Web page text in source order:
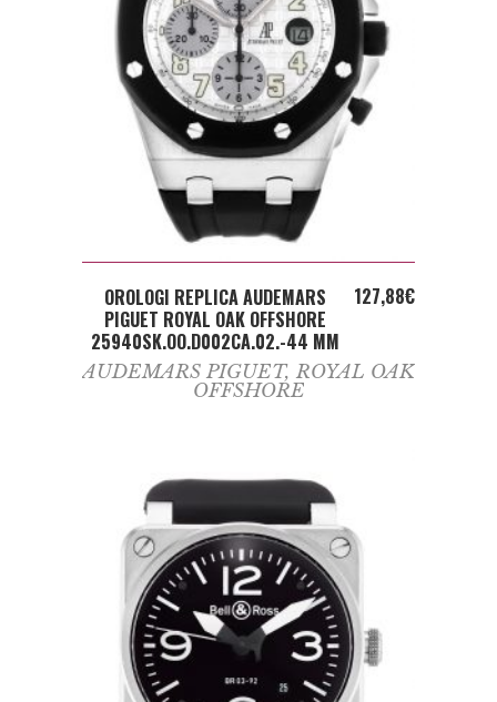
ADD TO CART
OROLOGI REPLICA AUDEMARS
PIGUET ROYAL OAK OFFSHORE
25940SK.OO.D002CA.02.-44 MM
127,88€
AUDEMARS PIGUET, ROYAL OAK
OFFSHORE